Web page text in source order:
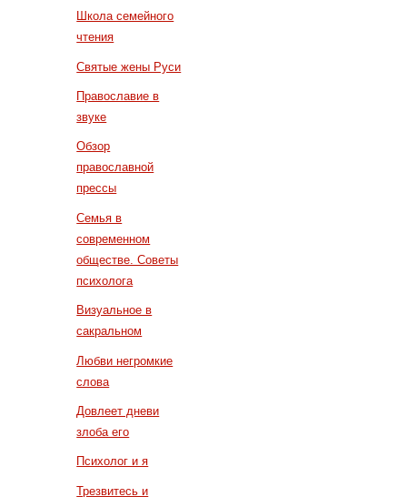
Школа семейного
чтения
Святые жены Руси
Православие в
звуке
Обзор
православной
прессы
Семья в
современном
обществе. Советы
психолога
Визуальное в
сакральном
Любви негромкие
слова
Довлеет дневи
злоба его
Психолог и я
Трезвитесь и